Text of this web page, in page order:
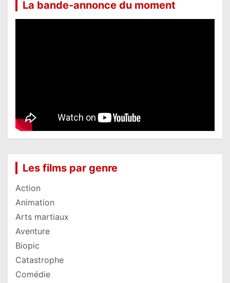
La bande-annonce du moment
Les films par genre
Action
Animation
Arts martiaux
Aventure
Biopic
Catastrophe
Comédie